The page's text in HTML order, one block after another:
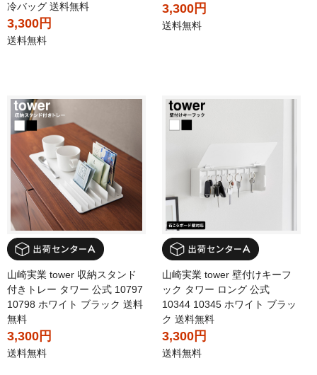
冷バッグ 送料無料
3,300円
送料無料
3,300円
送料無料
山崎実業 tower 収納スタンド
付きトレー タワー 公式 10797
10798 ホワイト ブラック 送料
無料
3,300円
送料無料
山崎実業 tower 壁付けキーフ
ック タワー ロング 公式
10344 10345 ホワイト ブラッ
ク 送料無料
3,300円
送料無料